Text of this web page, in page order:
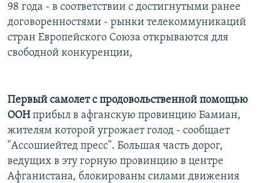
98 года - в соответствии с достигнутыми ранее
договоренностями - рынки телекоммуникаций
стран Европейского Союза открываются для
свободной конкуренции,
Первый самолет с продовольственной помощью
ООНприбыл в афганскую провинцию Бамиан,
жителям которой угрожает голод - сообщает
"Ассошиейтед пресс". Большая часть дорог,
ведущих в эту горную провинцию в центре
Афганистана, блокированы силами движения